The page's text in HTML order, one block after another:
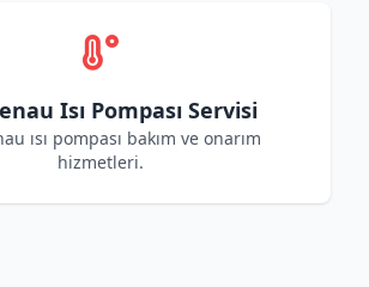
Isı Pompası Servisi
ısı pompası bakım ve onarım
hizmetleri.